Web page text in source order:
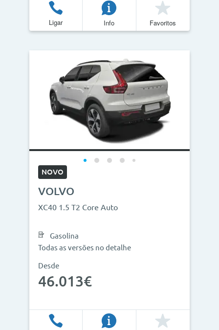
Ligar Info Favoritos
NOVO
VOLVO
XC40 1.5 T2 Core Auto
Gasolina
Todas as versões no detalhe
Desde
46.013€